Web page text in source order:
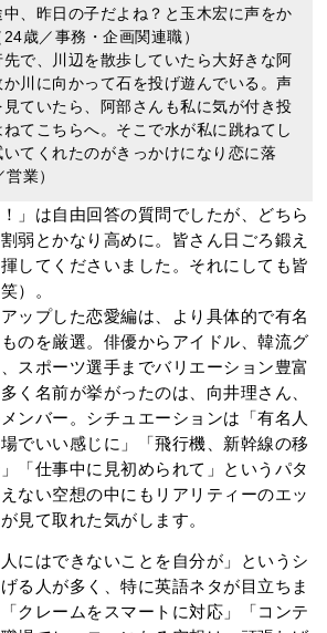
、昨日の子だよね？と玉木宏に声をか
歳／事務・企画関連職）
先で、川辺を散歩していたら大好きな阿
川に向かって石を投げ遊んでいる。声
ていたら、阿部さんも私に気が付き投
てこちらへ。そこで水が私に跳ねてし
てくれたのがきっかけになり恋に落
業）
」は自由回答の質問でしたが、どちら
弱とかなり高めに。皆さん日ごろ鍛え
してくださいました。それにしても皆
）。
ップした恋愛編は、より具体的で有名
のを厳選。俳優からアイドル、韓流グ
スポーツ選手までバリエーション豊富
く名前が挙がったのは、向井理さん、
ンバー。シチュエーションは「有名人
でいい感じに」「飛行機、新幹線の移
「仕事中に見初められて」というパタ
ない空想の中にもリアリティーのエッ
見て取れた気がします。
にはできないことを自分が」というシ
る人が多く、特に英語ネタが目立ちま
クレームをスマートに対応」「コンテ